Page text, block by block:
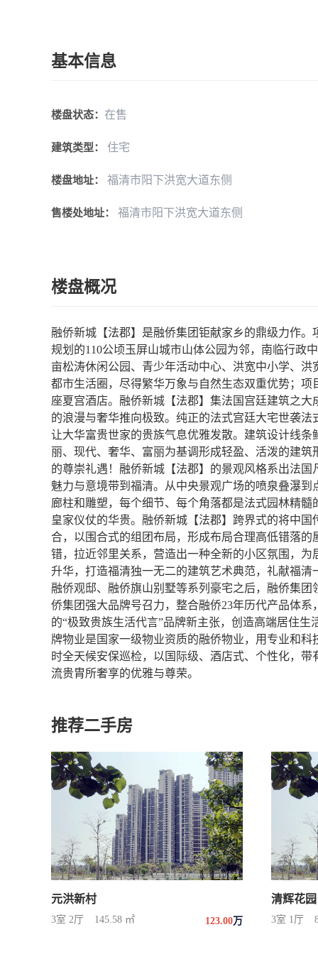
基本信息
楼盘状态： 在售
建筑类型： 住宅
楼盘地址： 福清市阳下洪宽大道东侧
售楼处地址： 福清市阳下洪宽大道东侧
楼盘概况
融侨新城【法郡】是融侨集团钜献家乡的鼎级力作
规划的110公顷玉屏山城市山体公园为邻，南临行政
亩松涛休闲公园、青少年活动中心、洪宽中小学、
都市生活圈，尽得繁华万象与自然生态双重优势；项
座夏宫酒店。融侨新城【法郡】集法国宫廷建筑之
的浪漫与奢华推向极致。纯正的法式宫廷大宅世袭
让大华富贵世家的贵族气息优雅发散。建筑设计线
丽、现代、奢华、富丽为基调形成轻盈、活泼的建
的尊崇礼遇！融侨新城【法郡】的景观风格系出法
魅力与意境带到福清。从中央景观广场的喷泉叠瀑
廊柱和雕塑，每个细节、每个角落都是法式园林精
皇家仪仗的华贵。融侨新城【法郡】跨界式的将中
合，以围合式的组团布局，形成布局合理高低错落
错，拉近邻里关系，营造出一种全新的小区氛围，
升华，打造福清独一无二的建筑艺术典范，礼献福
融侨观邸、融侨旗山别墅等系列豪宅之后，融侨集
侨集团强大品牌号召力，整合融侨23年历代产品体
的“极致贵族生活代言”品牌新主张，创造高端居住
牌物业是国家一级物业资质的融侨物业，用专业和
时全天候安保巡检，以国际级、酒店式、个性化，
流贵胄所奢享的优雅与尊荣。
推荐二手房
元洪新村
3室 2厅 145.58 ㎡ 123.00万
清辉花园
3室 1厅